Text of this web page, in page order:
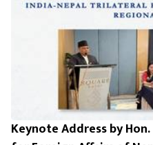
Keynote Address by